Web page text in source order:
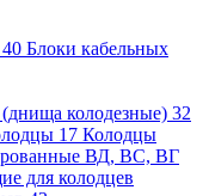
40 Блоки кабельных
колодезные) 32
17 Колодцы
ВД, ВС, ВГ
для колодцев